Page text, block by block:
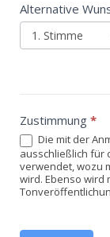
Alternative
Zustimmung *
Die mit der
ausschließlich für
verwendet, wozu
wird. Ebenso wird